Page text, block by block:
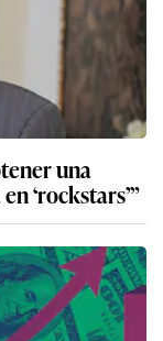
una
‘rockstars’”